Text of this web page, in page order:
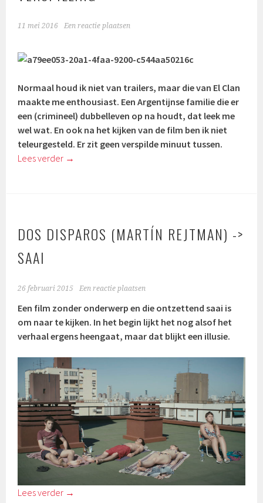
11 mei 2016 Een reactie plaatsen
Normaal houd ik niet van trailers, maar die van El Clan
maakte me enthousiast. Een Argentijnse familie die er
een (crimineel) dubbelleven op na houdt, dat leek me
wel wat. En ook na het kijken van de film ben ik niet
teleurgesteld. Er zit geen verspilde minuut tussen.
Lees verder →
DOS DISPAROS (MARTÍN REJTMAN) ->
SAAI
26 februari 2015 Een reactie plaatsen
Een film zonder onderwerp en die ontzettend saai is
om naar te kijken. In het begin lijkt het nog alsof het
verhaal ergens heengaat, maar dat blijkt een illusie.
Lees verder →